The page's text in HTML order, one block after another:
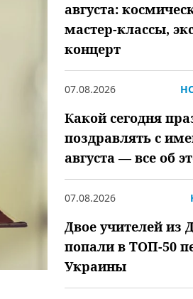
августа:
мастер-классы,
концерт
07.08.2026
Какой сегодня
поздравлять с
августа — все об
07.08.2026
Двое учителей из
попали в ТОП-50
Украины